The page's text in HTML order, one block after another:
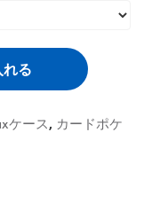
る
ケース, カードポケ